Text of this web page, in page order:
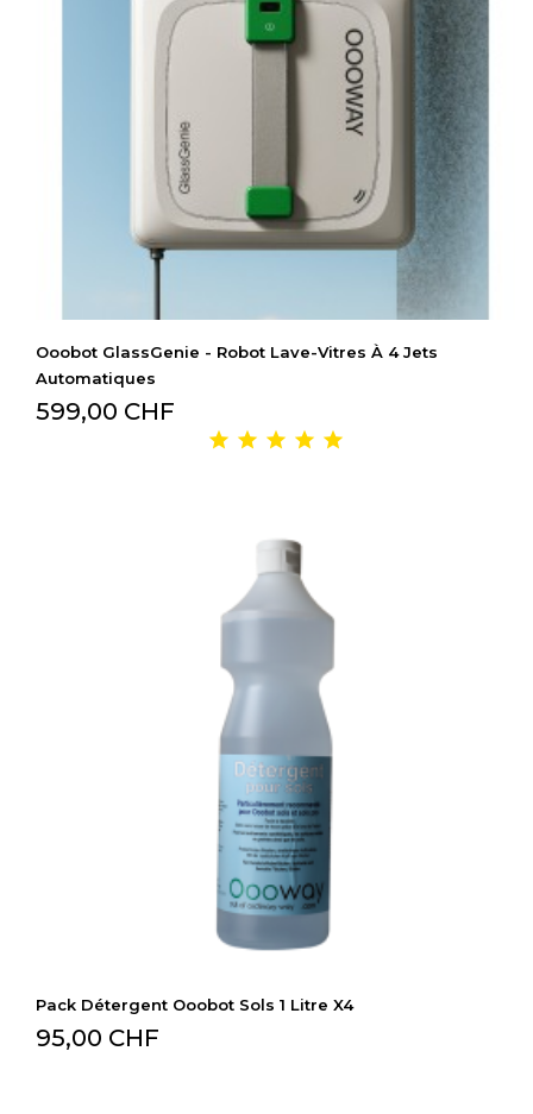
Ooobot GlassGenie - Robot Lave-Vitres À 4 Jets
Automatiques
599,00 CHF
Pack Détergent Ooobot Sols 1 Litre X4
95,00 CHF